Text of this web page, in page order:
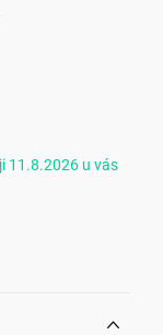
11.8.2026